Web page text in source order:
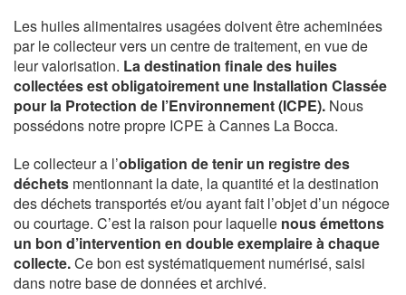
Les huiles alimentaires usagées doivent être acheminées
par le collecteur vers un centre de traitement, en vue de
leur valorisation. La destination finale des huiles
collectées est obligatoirement une Installation Classée
pour la Protection de l’Environnement (ICPE). Nous
possédons notre propre ICPE à Cannes La Bocca.
Le collecteur a l’obligation de tenir un registre des
déchets mentionnant la date, la quantité et la destination
des déchets transportés et/ou ayant fait l’objet d’un négoce
ou courtage. C’est la raison pour laquelle nous émettons
un bon d’intervention en double exemplaire à chaque
collecte.Ce bon est systématiquement numérisé, saisi
dans notre base de données et archivé.